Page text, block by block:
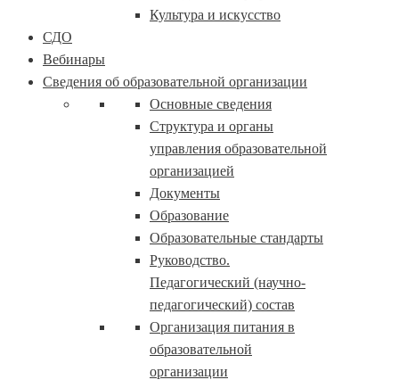
Культура и искусство
СДО
Вебинары
Сведения об образовательной организации
Основные сведения
Структура и органы
управления образовательной
организацией
Документы
Образование
Образовательные стандарты
Руководство.
Педагогический (научно-
педагогический) состав
Организация питания в
образовательной
организации